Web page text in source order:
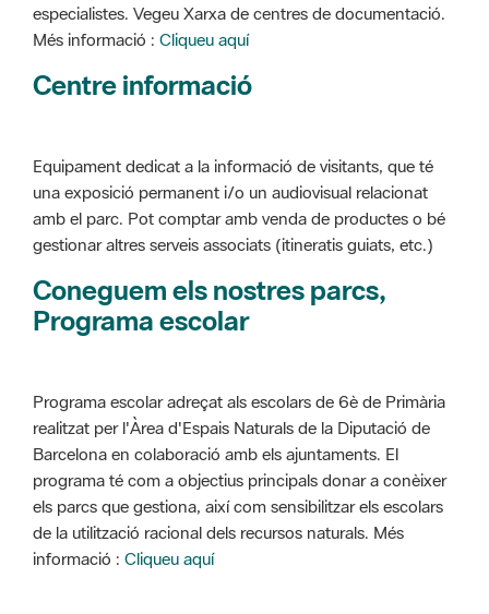
especialistes. Vegeu Xarxa de centres de documentació.
Més informació : Cliqueu aquí
Centre informació
Equipament dedicat a la informació de visitants, que té
una exposició permanent i/o un audiovisual relacionat
amb el parc. Pot comptar amb venda de productes o bé
gestionar altres serveis associats (itineratis guiats, etc.)
Coneguem els nostres parcs,
Programa escolar
Programa escolar adreçat als escolars de 6è de Primària
realitzat per l'Àrea d'Espais Naturals de la Diputació de
Barcelona en colaboració amb els ajuntaments. El
programa té com a objectius principals donar a conèixer
els parcs que gestiona, així com sensibilitzar els escolars
de la utilització racional dels recursos naturals. Més
informació : Cliqueu aquí